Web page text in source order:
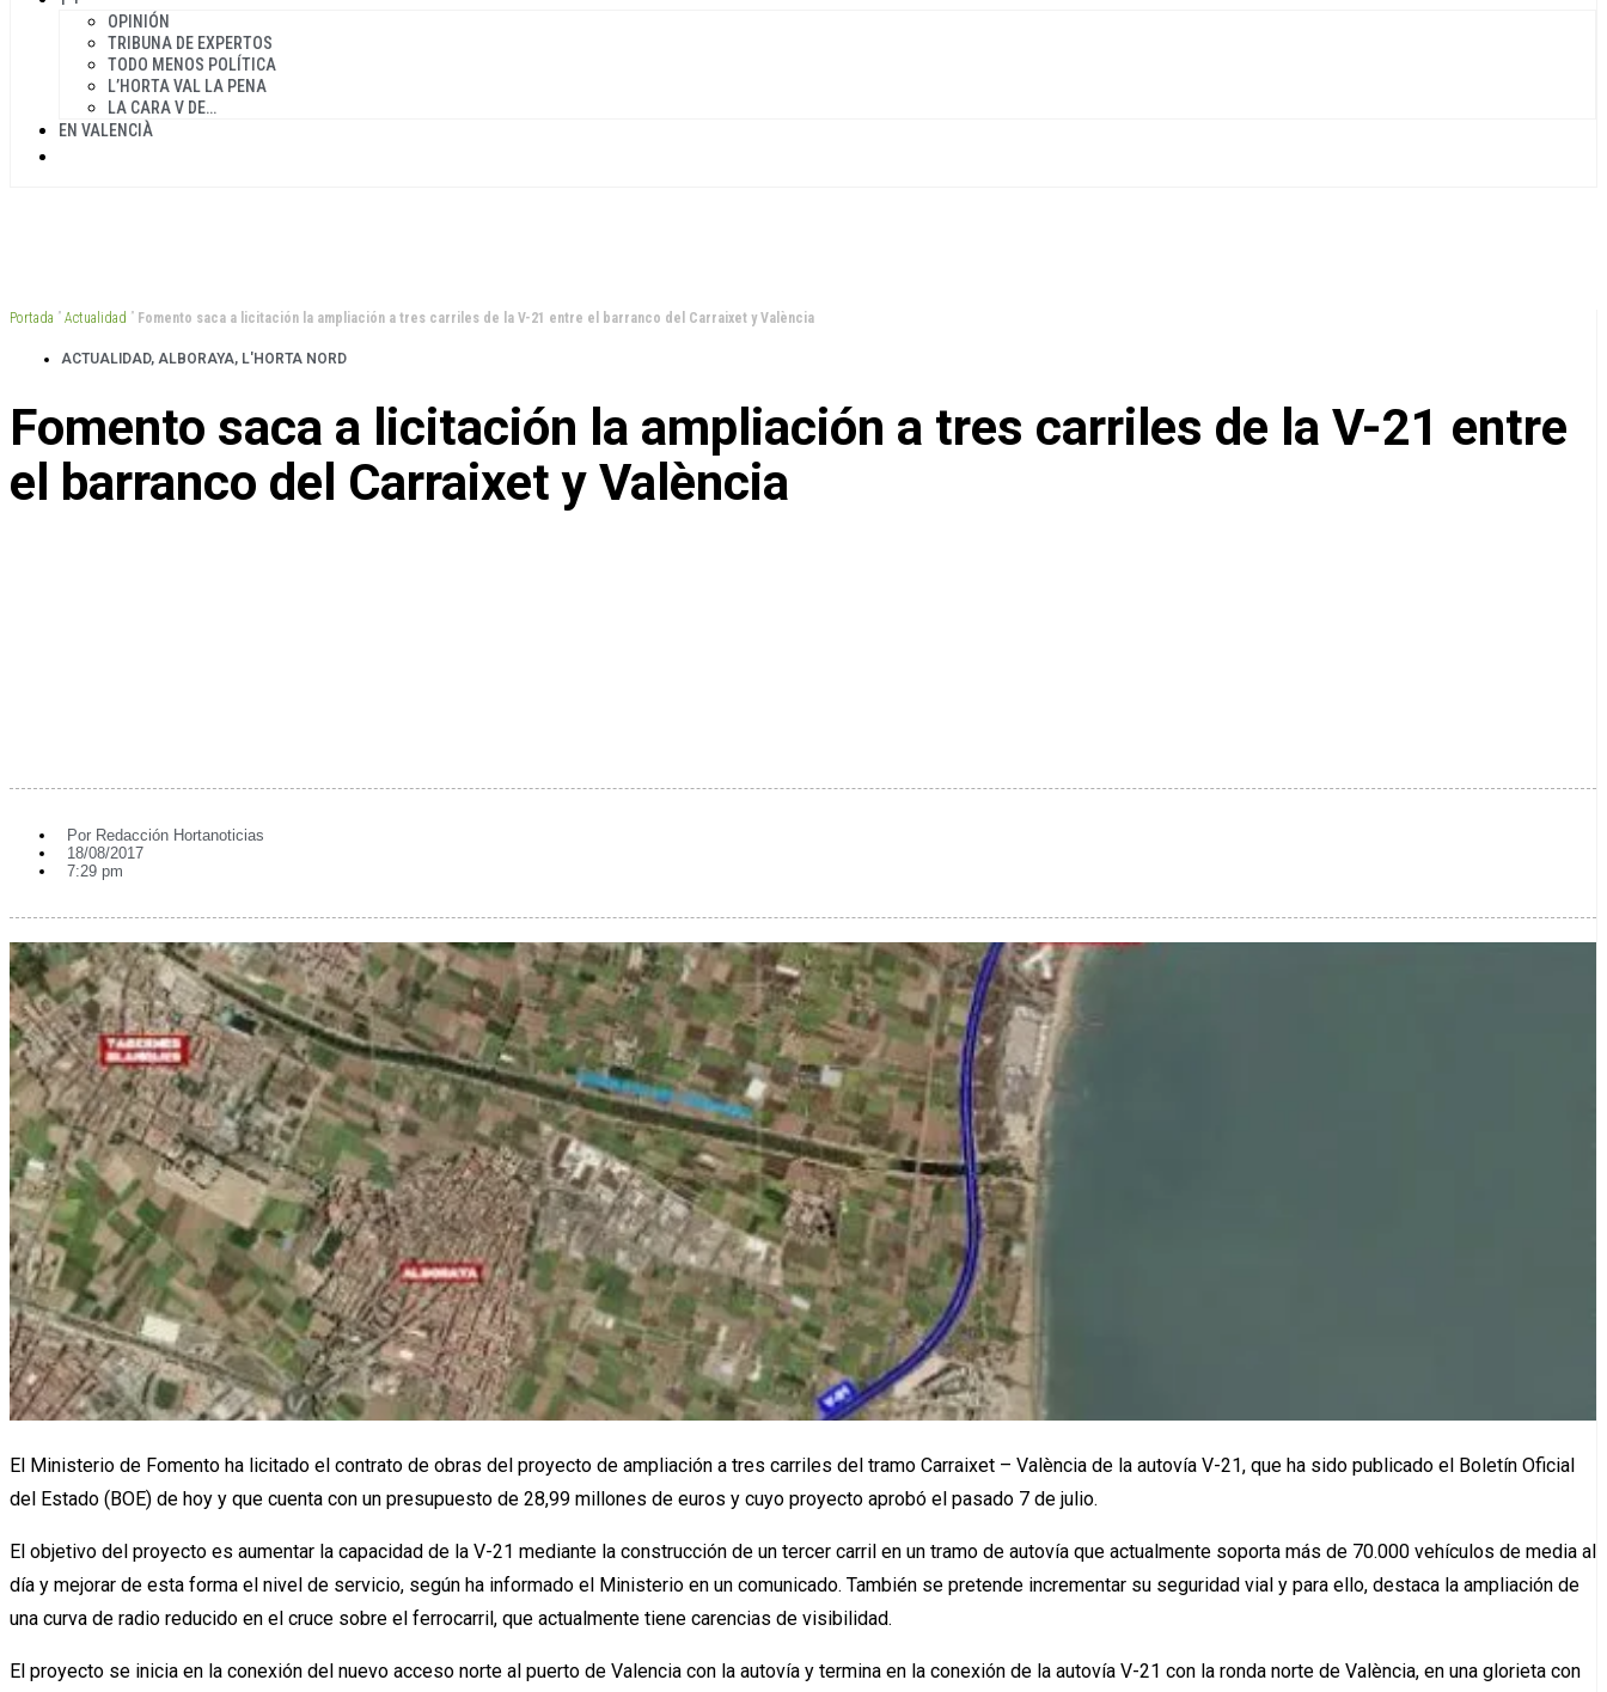
OPINIÓN
TRIBUNA DE EXPERTOS
TODO MENOS POLÍTICA
L’HORTA VAL LA PENA
LA CARA V DE…
EN VALENCIÀ
Portada ” Actualidad ” Fomento saca a licitación la ampliación a tres carriles de la V-21 entre el barranco del Carraixet y València
ACTUALIDAD, ALBORAYA, L'HORTA NORD
Fomento saca a licitación la ampliación a tres carriles de la V-21 entre
el barranco del Carraixet y València
Por Redacción Hortanoticias
18/08/2017
7:29 pm
El Ministerio de Fomento ha licitado el contrato de obras del proyecto de ampliación a tres carriles del tramo Carraixet – València de la autovía V-21, que ha sido publicado el Boletín Oficial
del Estado (BOE) de hoy y que cuenta con un presupuesto de 28,99 millones de euros y cuyo proyecto aprobó el pasado 7 de julio.
El objetivo del proyecto es aumentar la capacidad de la V-21 mediante la construcción de un tercer carril en un tramo de autovía que actualmente soporta más de 70.000 vehículos de media al
día y mejorar de esta forma el nivel de servicio, según ha informado el Ministerio en un comunicado. También se pretende incrementar su seguridad vial y para ello, destaca la ampliación de
una curva de radio reducido en el cruce sobre el ferrocarril, que actualmente tiene carencias de visibilidad.
El proyecto se inicia en la conexión del nuevo acceso norte al puerto de Valencia con la autovía y termina en la conexión de la autovía V-21 con la ronda norte de València, en una glorieta con